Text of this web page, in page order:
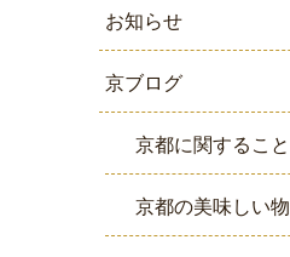
お知らせ
京ブログ
京都に関すること
京都の美味しい物